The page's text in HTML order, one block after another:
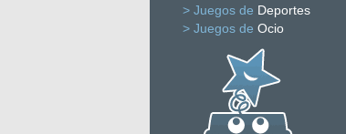
> Juegos de Deportes
> Juegos de Ocio